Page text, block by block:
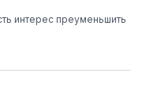
интерес преуменьшить